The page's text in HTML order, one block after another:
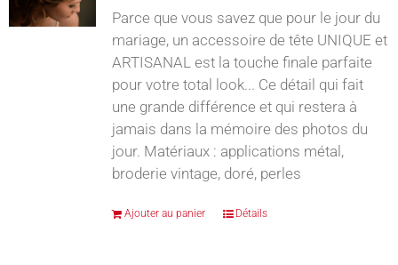
Parce que vous savez que pour le jour du
mariage, un accessoire de tête UNIQUE et
ARTISANAL est la touche finale parfaite
pour votre total look... Ce détail qui fait
une grande différence et qui restera à
jamais dans la mémoire des photos du
jour. Matériaux : applications métal,
broderie vintage, doré, perles
Ajouter au panier Détails